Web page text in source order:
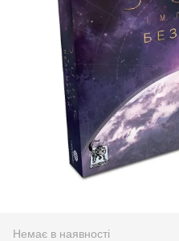
Немає в наявності